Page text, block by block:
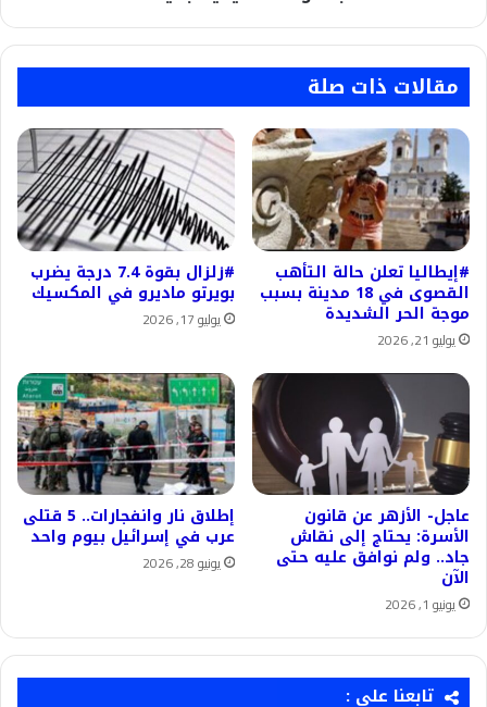
مقالات ذات صلة
#إيطاليا تعلن حالة التأهب
القصوى في 18 مدينة بسبب
موجة الحر الشديدة
يوليو 21, 2026
#زلزال بقوة 7.4 درجة يضرب
بويرتو ماديرو في المكسيك
يوليو 17, 2026
عاجل- الأزهر عن قانون
الأسرة: يحتاج إلى نقاش
جاد.. ولم نوافق عليه حتى
الآن
يونيو 1, 2026
إطلاق نار وانفجارات.. 5 قتلى
عرب في إسرائيل بيوم واحد
يونيو 28, 2026
تابعنا على :